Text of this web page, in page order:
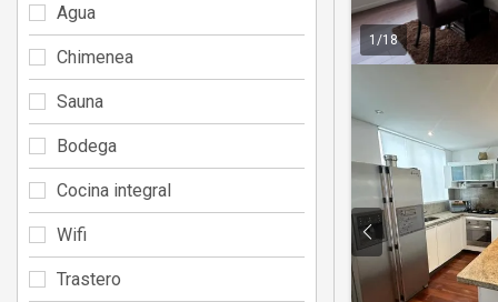
1 /18
Agua
Chimenea
Sauna
Bodega
Cocina integral
Wifi
Trastero